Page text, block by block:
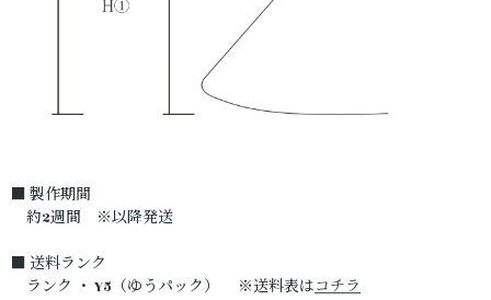
■ 製作期間
約2週間 ※以降発送
■ 送料ランク
ランク ・ Y5（ゆうパック） ※送料表はコチラ